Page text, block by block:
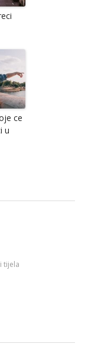
ce
u
tijela